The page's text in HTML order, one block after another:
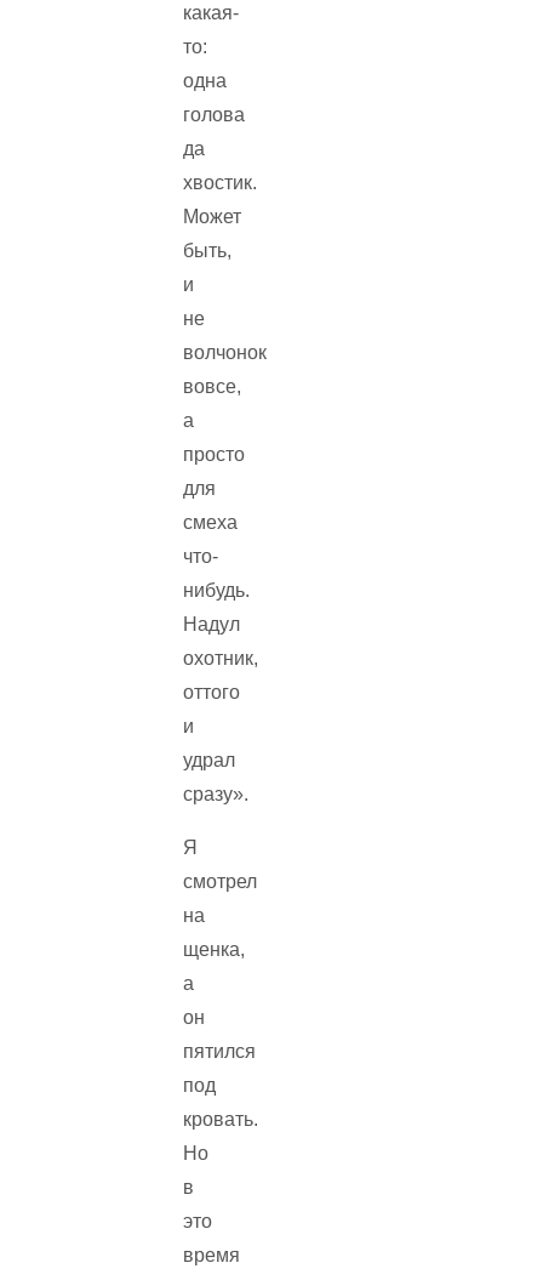
какая-
то:
одна
голова
да
хвостик.
Может
быть,
и
не
волчонок
вовсе,
а
просто
для
смеха
что-
нибудь.
Надул
охотник,
оттого
и
удрал
сразу».
Я
смотрел
на
щенка,
а
он
пятился
под
кровать.
Но
в
это
время